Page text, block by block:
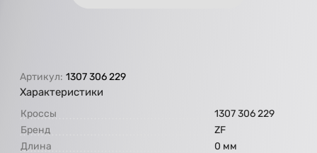
Артикул: 1307 306 229
Характеристики
Кроссы
1307 306 229
Бренд
ZF
Длина
0 мм